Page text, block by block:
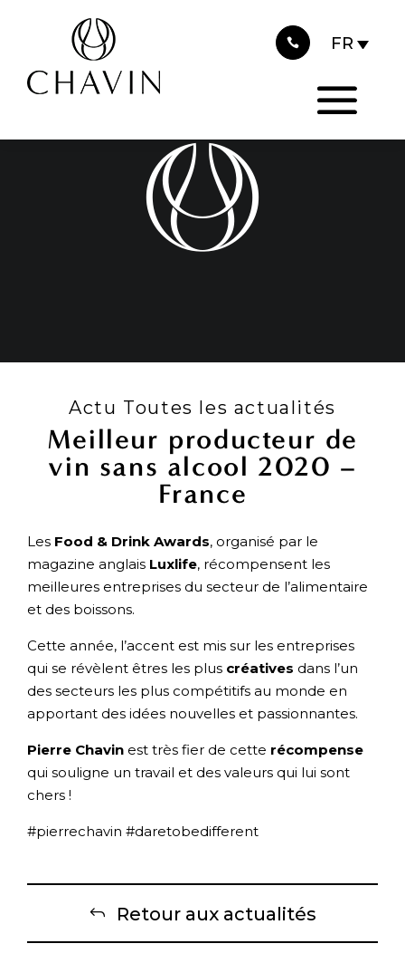
Actu Toutes les actualités
Meilleur producteur de
vin sans alcool 2020 –
France
Les Food & Drink Awards, organisé par le
magazine anglais Luxlife, récompensent les
meilleures entreprises du secteur de l’alimentaire
et des boissons.
Cette année, l’accent est mis sur les entreprises
qui se révèlent êtres les plus créatives dans l’un
des secteurs les plus compétitifs au monde en
apportant des idées nouvelles et passionnantes.
Pierre Chavin est très fier de cette récompense
qui souligne un travail et des valeurs qui lui sont
chers !
#pierrechavin #daretobedifferent
Retour aux actualités